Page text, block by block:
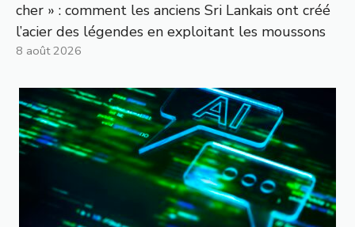
cher » : comment les anciens Sri Lankais ont créé
l’acier des légendes en exploitant les moussons
8 août 2026